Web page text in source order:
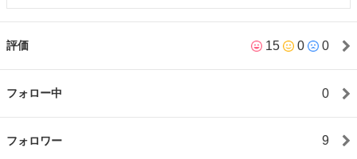
評価 15 0 0
フォロー中 0
フォロワー 9